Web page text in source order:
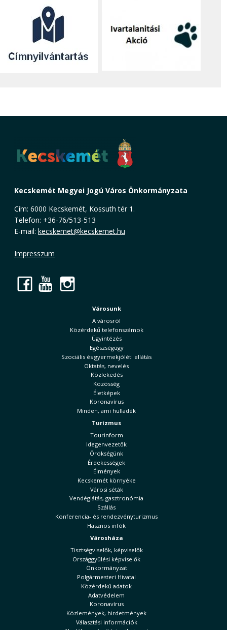
Kecskemét Megyei Jogú Város Önkormányzata
Cím: 6000 Kecskemét, Kossuth tér 1.
Telefon: +36-76/513-513
E-mail: kecskemet@kecskemet.hu
Impresszum
Facebook
YouTube
Városunk
A városról
Közérdekű telefonszámok
Ügyintézés
Egészségügy
Szociális és gyermekjóléti ellátás
Oktatás, nevelés
Közlekedés
Közösség
Életképek
Koronavírus
Minden, ami hulladék
Turizmus
Tourinform
Idegenvezetők
Örökségünk
Érdekességek
Élmények
Kecskemét környéke
Városi séták
Vendéglátás, gasztronómia
Szállás
Konferencia- és rendezvényturizmus
Hasznos infók
Városháza
Tisztségviselők, képviselők
Országgyűlési képviselők
Önkormányzat
Polgármesteri Hivatal
Közérdekű adatok
Adatvédelem
Koronavírus
Közlemények, hirdetmények
Választási információk